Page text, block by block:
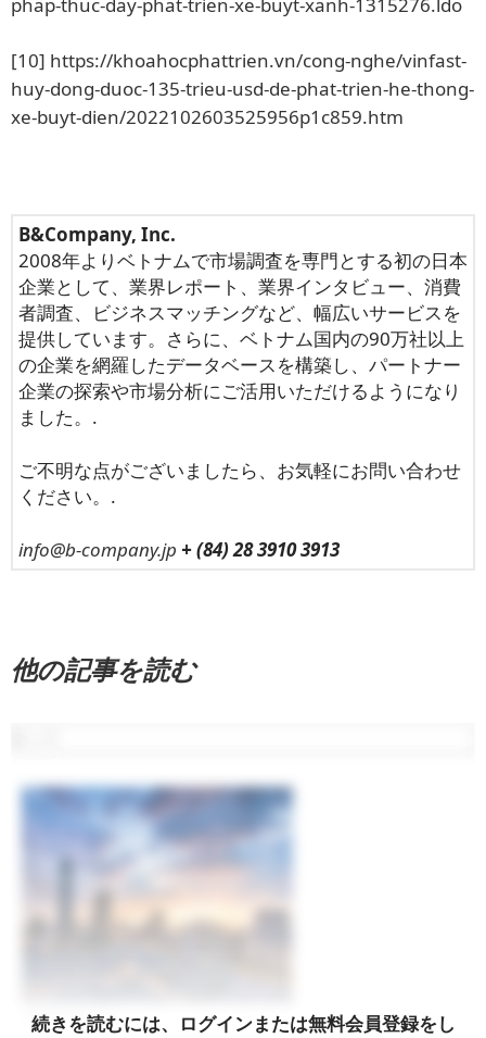
[10] https://khoahocphattrien.vn/cong-nghe/vinfast-
huy-dong-duoc-135-trieu-usd-de-phat-trien-he-thong-
xe-buyt-dien/2022102603525956p1c859.htm
B&Company, Inc.
2008年よりベトナムで市場調査を専門とする初の日本
企業として、業界レポート、業界インタビュー、消費
者調査、ビジネスマッチングなど、幅広いサービスを
提供しています。さらに、ベトナム国内の90万社以上
の企業を網羅したデータベースを構築し、パートナー
企業の探索や市場分析にご活用いただけるようになり
ました。.
ご不明な点がございましたら、お気軽にお問い合わせ
ください。.
info@b-company.jp + (84) 28 3910 3913
他の記事を読む
2026年8月7日
続きを読むには、ログインまたは無料会員登録をし